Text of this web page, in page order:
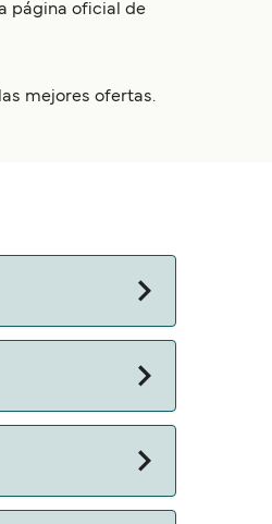
página oficial de
mejores ofertas.